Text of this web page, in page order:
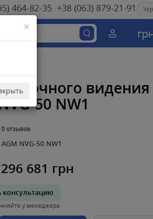
464-82-35 +38 (063) 879-21-91
×
ночного видения
50 NW1
0 отзывов
AGM NVG-50 NW1
296 681 грн
консультацию
у менеджера